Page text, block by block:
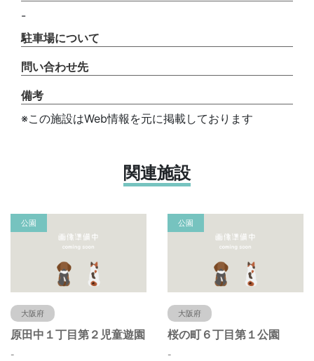
-
駐車場について
問い合わせ先
備考
※この施設はWeb情報を元に掲載しております
関連施設
公園
大阪府
原田中１丁目第２児童遊園
-
公園
大阪府
桜の町６丁目第１公園
-